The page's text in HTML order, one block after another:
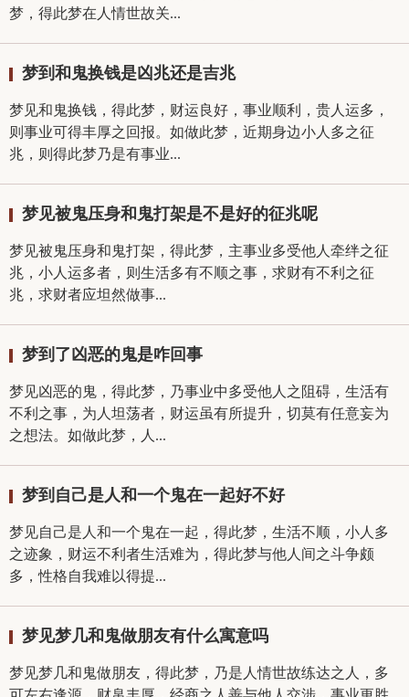
梦，得此梦在人情世故关...
梦到和鬼换钱是凶兆还是吉兆
梦见和鬼换钱，得此梦，财运良好，事业顺利，贵人运多，
则事业可得丰厚之回报。如做此梦，近期身边小人多之征
兆，则得此梦乃是有事业...
梦见被鬼压身和鬼打架是不是好的征兆呢
梦见被鬼压身和鬼打架，得此梦，主事业多受他人牵绊之征
兆，小人运多者，则生活多有不顺之事，求财有不利之征
兆，求财者应坦然做事...
梦到了凶恶的鬼是咋回事
梦见凶恶的鬼，得此梦，乃事业中多受他人之阻碍，生活有
不利之事，为人坦荡者，财运虽有所提升，切莫有任意妄为
之想法。如做此梦，人...
梦到自己是人和一个鬼在一起好不好
梦见自己是人和一个鬼在一起，得此梦，生活不顺，小人多
之迹象，财运不利者生活难为，得此梦与他人间之斗争颇
多，性格自我难以得提...
梦见梦几和鬼做朋友有什么寓意吗
梦见梦几和鬼做朋友，得此梦，乃是人情世故练达之人，多